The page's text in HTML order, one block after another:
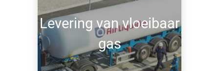
Levering van vloeibaar
gas